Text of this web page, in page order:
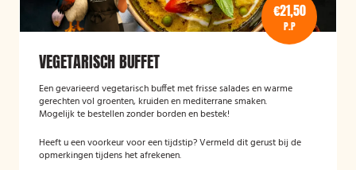
€21,50
P.P
VEGETARISCH BUFFET
Een gevarieerd vegetarisch buffet met frisse salades en warme
gerechten vol groenten, kruiden en mediterrane smaken.
Mogelijk te bestellen zonder borden en bestek!
Heeft u een voorkeur voor een tijdstip? Vermeld dit gerust bij de
opmerkingen tijdens het afrekenen.